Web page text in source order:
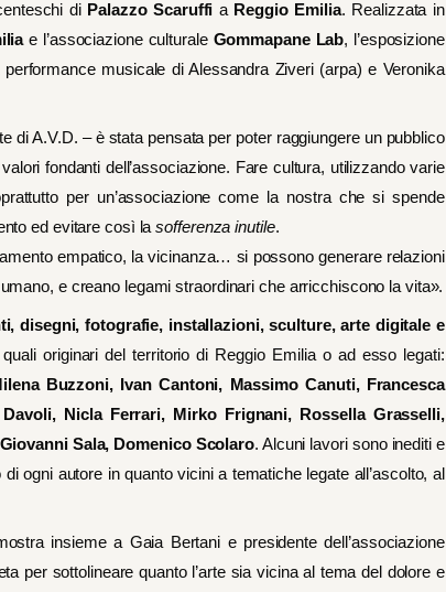
di Palazzo Scaruffi a Reggio Emilia. Realizzata in
e l’associazione culturale Gommapane Lab, l’esposizione
performance musicale di Alessandra Ziveri (arpa) e Veronika
di A.V.D. – è stata pensata per poter raggiungere un pubblico
fondanti dell’associazione. Fare cultura, utilizzando varie
per un’associazione come la nostra che si spende
ed evitare così lasofferenza inutile.
empatico, la vicinanza… si possono generare relazioni
e creano legami straordinari che arricchiscono la vita».
disegni, fotografie, installazioni, sculture, arte digitale e
originari del territorio di Reggio Emilia o ad esso legati:
Buzzoni, Ivan Cantoni, Massimo Canuti, Francesca
Nicla Ferrari, Mirko Frignani, Rossella Grasselli,
Sala, Domenico Scolaro. Alcuni lavori sono inediti e
ogni autore in quanto vicini a tematiche legate all’ascolto, al
insieme a Gaia Bertani e presidente dell’associazione
per sottolineare quanto l’arte sia vicina al tema del dolore e